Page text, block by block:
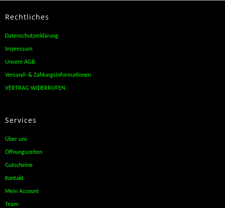
Rechtliches
Datenschutzerklärung
Impressum
Unsere AGB
Versand- & Zahlungsinformationen
VERTRAG WIDERRUFEN
Services
Über uns
Öffnungszeiten
Gutscheine
Kontakt
Mein Account
Team